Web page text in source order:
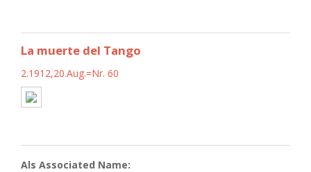
La muerte del Tango
2.1912,20.Aug.=Nr. 60
Als Associated Name: